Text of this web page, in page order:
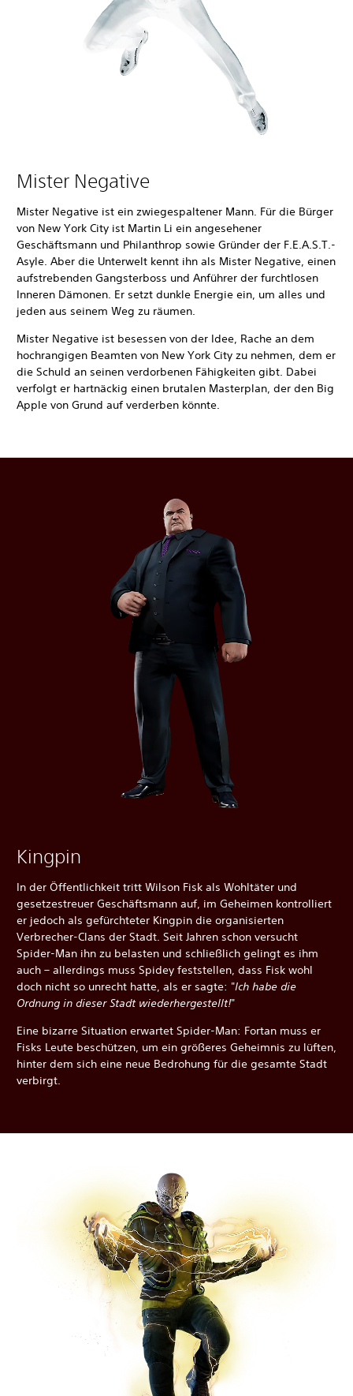
Mister Negative
Mister Negative ist ein zwiegespaltener Mann. Für die Bürger
von New York City ist Martin Li ein angesehener
Geschäftsmann und Philanthrop sowie Gründer der F.E.A.S.T.-
Asyle. Aber die Unterwelt kennt ihn als Mister Negative, einen
aufstrebenden Gangsterboss und Anführer der furchtlosen
Inneren Dämonen. Er setzt dunkle Energie ein, um alles und
jeden aus seinem Weg zu räumen.
Mister Negative ist besessen von der Idee, Rache an dem
hochrangigen Beamten von New York City zu nehmen, dem er
die Schuld an seinen verdorbenen Fähigkeiten gibt. Dabei
verfolgt er hartnäckig einen brutalen Masterplan, der den Big
Apple von Grund auf verderben könnte.
Kingpin
In der Öffentlichkeit tritt Wilson Fisk als Wohltäter und
gesetzestreuer Geschäftsmann auf, im Geheimen kontrolliert
er jedoch als gefürchteter Kingpin die organisierten
Verbrecher-Clans der Stadt. Seit Jahren schon versucht
Spider-Man ihn zu belasten und schließlich gelingt es ihm
auch – allerdings muss Spidey feststellen, dass Fisk wohl
doch nicht so unrecht hatte, als er sagte: "Ich habe die
Ordnung in dieser Stadt wiederhergestellt!"
Eine bizarre Situation erwartet Spider-Man: Fortan muss er
Fisks Leute beschützen, um ein größeres Geheimnis zu lüften,
hinter dem sich eine neue Bedrohung für die gesamte Stadt
verbirgt.